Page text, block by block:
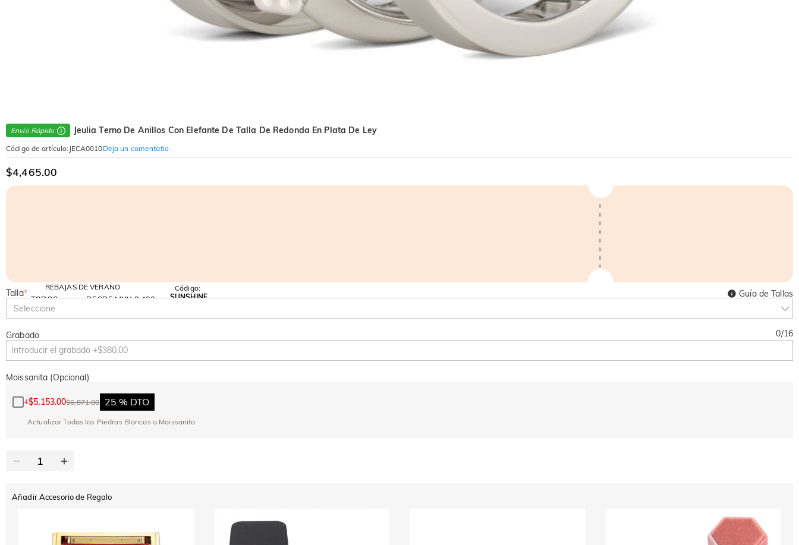
Envío Rápido Jeulia Terno De Anillos Con Elefante De Talla De Redonda En Plata De Ley
Código de artículo: JECA0010Deja un comentatio
$4,465.00
REBAJAS DE VERANO
TODOS
10 % DE DTO.
DESDE MXN 3,420
Código:
SUNSHINE
Talla*
Seleccione
Guía de Tallas
Grabado 0/16
Moissanita (Opcional)
+$5,153.00$6,871.00 25 % DTO
Actualizar Todas las Piedras Blancas a Moissanita
Añadir Accesorio de Regalo